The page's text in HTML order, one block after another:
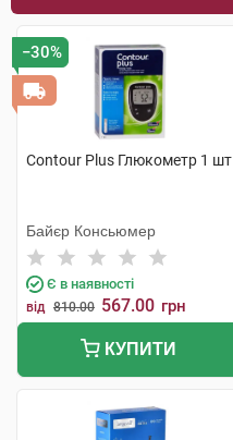
−30%
Contour Plus Глюкометр 1 шт
Байєр Консьюмер
Є в наявності
від 810.00 567.00 грн
КУПИТИ